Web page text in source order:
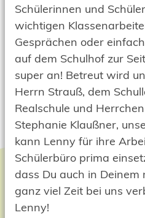
Schülerinnen und
wichtigen
Gesprächen oder
auf dem Schulhof zur
super an! Betreut wird
Herrn Strauß, dem
Realschule und
Stephanie Klaußner,
kann Lenny für ihre
Schülerbüro prima
dass Du auch in Deinem
ganz viel Zeit bei uns
Lenny!